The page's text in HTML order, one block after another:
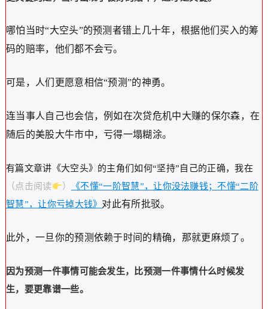
哪怕当时“大空头”的预测者错上几十年，根据他们买入的筹
码的赔率，他们都不会亏。
可是，人们更愿意相信“预测”的神勇。
连当事人自己也会信，例如在次贷危机中大赚的保尔森，在
随后的美股大牛市中，亏得一塌糊涂。
有篇文章讲《大空头》的主角们如何“坚持”自己的正确，我在
（点击阅读
） 《不懂“一阶智慧”，让你没法赚钱；不懂“二阶
智慧”，让你亏掉大钱》 对此有所批驳。
此外，一旦你的预测依赖于时间的精确，那就更麻烦了。
因为预测一件事情可能会发生，比预测一件事情什么时候发
生，要更靠谱一些。